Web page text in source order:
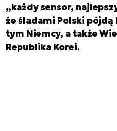
„każdy sensor,
że śladami Polski pójdą
tym Niemcy, a także
Republika Korei.